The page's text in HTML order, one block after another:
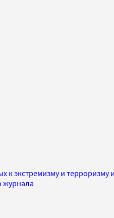
к экстремизму и
журнала